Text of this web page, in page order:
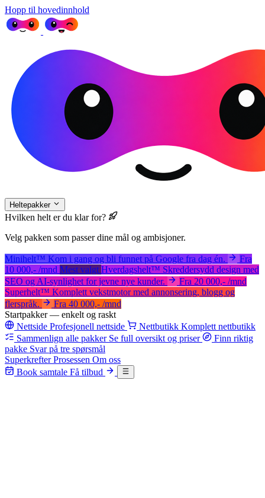
Hopp til hovedinnhold
Heltepakker
Hvilken helt er du klar for?
Velg pakken som passer dine mål og ambisjoner.
Minihelt™ Kom i gang og bli funnet på Google fra dag én.
Fra
10 000,- /mnd Mest valgt Hverdagshelt™ Skreddersydd design med
SEO og AI-synlighet for jevne nye kunder.
Fra 20 000,- /mnd
Superhelt™ Komplett vekstmotor med annonsering, blogg og
flerspråk.
Fra 40 000,- /mnd
Startpakker — enkelt og raskt
Nettside Profesjonell nettside Nettbutikk Komplett nettbutikk
Sammenlign alle pakker Se full oversikt og priser
Finn riktig
pakke Svar på tre spørsmål
SuperkrefterProsessen Om oss
Book samtale Få tilbud